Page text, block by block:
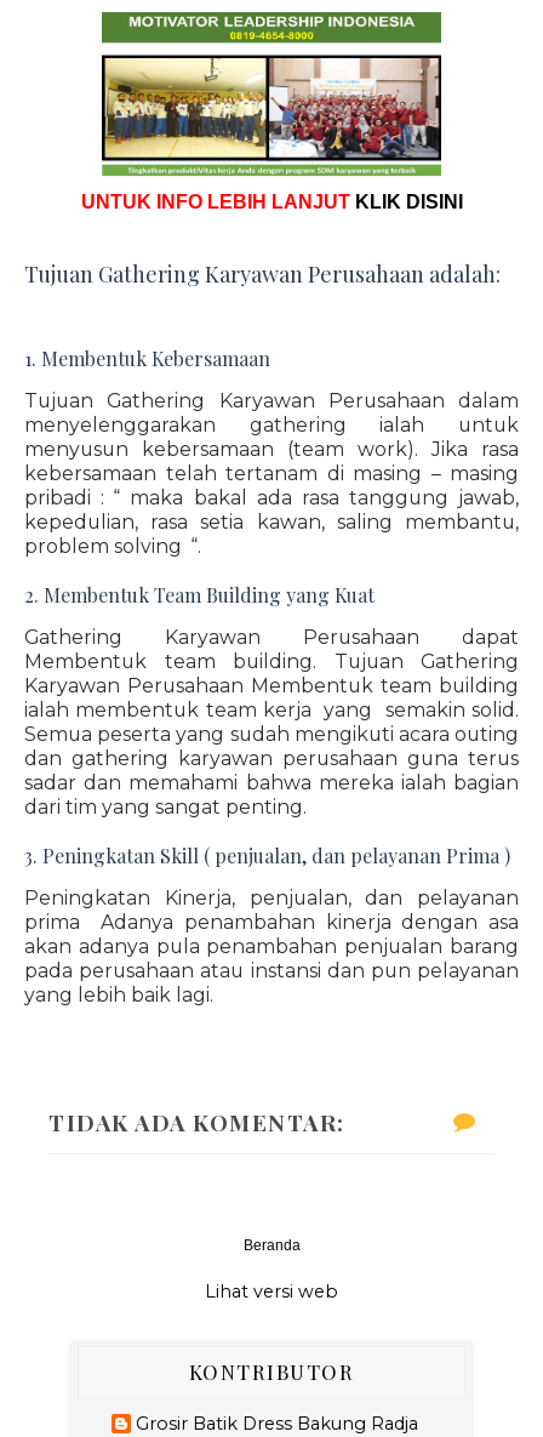
UNTUK INFO LEBIH LANJUT KLIK DISINI
Tujuan Gathering Karyawan Perusahaan adalah:
1. Membentuk Kebersamaan
Tujuan Gathering Karyawan Perusahaan dalam
menyelenggarakan gathering ialah untuk
menyusun kebersamaan (team work). Jika rasa
kebersamaan telah tertanam di masing – masing
pribadi : “ maka bakal ada rasa tanggung jawab,
kepedulian, rasa setia kawan, saling membantu,
problem solving “.
2. Membentuk Team Building yang Kuat
Gathering Karyawan Perusahaan dapat
Membentuk team building. Tujuan Gathering
Karyawan Perusahaan Membentuk team building
ialah membentuk team kerja yang semakin solid.
Semua peserta yang sudah mengikuti acara outing
dan gathering karyawan perusahaan guna terus
sadar dan memahami bahwa mereka ialah bagian
dari tim yang sangat penting.
3. Peningkatan Skill ( penjualan, dan pelayanan Prima )
Peningkatan Kinerja, penjualan, dan pelayanan
prima Adanya penambahan kinerja dengan asa
akan adanya pula penambahan penjualan barang
pada perusahaan atau instansi dan pun pelayanan
yang lebih baik lagi.
TIDAK ADA KOMENTAR:
Beranda
Lihat versi web
KONTRIBUTOR
Grosir Batik Dress Bakung Radja